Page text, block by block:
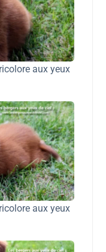
aux yeux
aux yeux